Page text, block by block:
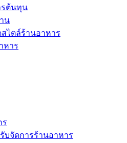
รต้นทุน
น
ไตล์ร้านอาหาร
หาร
ร
บจัดการร้านอาหาร